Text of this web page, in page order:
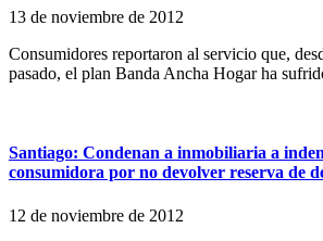
13 de noviembre de 2012
Consumidores reportaron al servicio que,
pasado, el plan Banda Ancha Hogar ha
Santiago: Condenan a inmobiliaria a
consumidora por no devolver reserva de
12 de noviembre de 2012